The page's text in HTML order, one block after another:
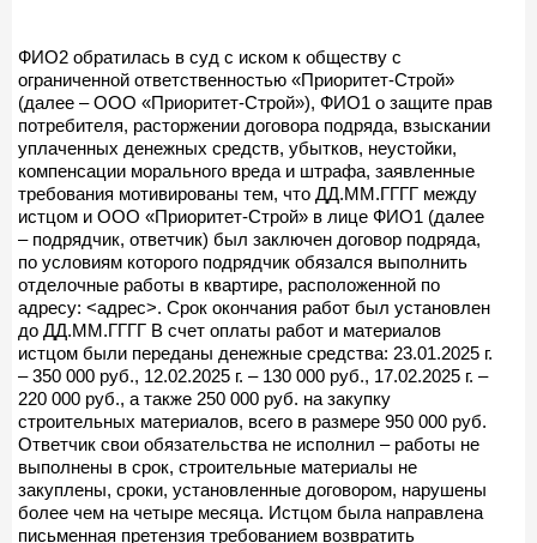
ФИО2 обратилась в суд с иском к обществу с
ограниченной ответственностью «Приоритет-Строй»
(далее – ООО «Приоритет-Строй»), ФИО1 о защите прав
потребителя, расторжении договора подряда, взыскании
уплаченных денежных средств, убытков, неустойки,
компенсации морального вреда и штрафа, заявленные
требования мотивированы тем, что ДД.ММ.ГГГГ между
истцом и ООО «Приоритет-Строй» в лице ФИО1 (далее
– подрядчик, ответчик) был заключен договор подряда,
по условиям которого подрядчик обязался выполнить
отделочные работы в квартире, расположенной по
адресу: <адрес>. Срок окончания работ был установлен
до ДД.ММ.ГГГГ В счет оплаты работ и материалов
истцом были переданы денежные средства: 23.01.2025 г.
– 350 000 руб., 12.02.2025 г. – 130 000 руб., 17.02.2025 г. –
220 000 руб., а также 250 000 руб. на закупку
строительных материалов, всего в размере 950 000 руб.
Ответчик свои обязательства не исполнил – работы не
выполнены в срок, строительные материалы не
закуплены, сроки, установленные договором, нарушены
более чем на четыре месяца. Истцом была направлена
письменная претензия требованием возвратить